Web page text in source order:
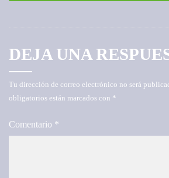
DEJA UNA
Tu dirección de correo electrónico no será
obligatorios están marcados con *
Comentario *